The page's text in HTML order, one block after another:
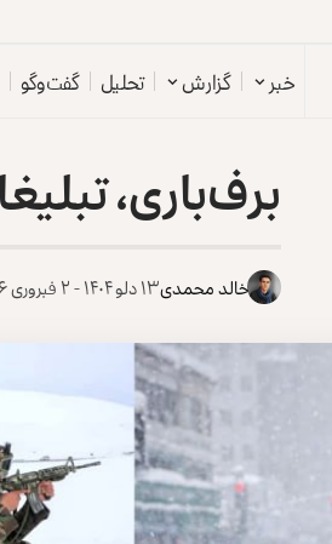
خبر گزارش تحلیل گفت‌وگو
برف‌‌باری،
خالد محمدی۱۳ دلو ۱۴۰۴ - ۲ فبروری ۲۰۲۶